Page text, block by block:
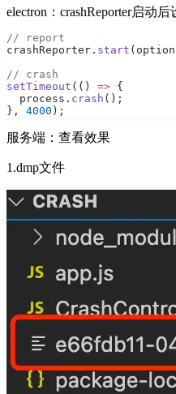
electron：crashReporter启动后
// report
crashReporter. start
// crash
setTimeout (() => {
  process.
crash ();
}, 4000 );
服务端：查看效果
1.dmp文件